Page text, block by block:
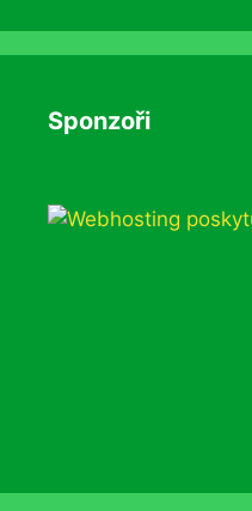
Sponzoři